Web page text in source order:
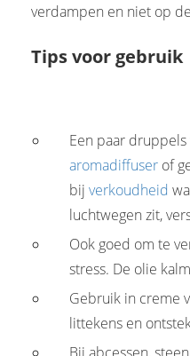
verdampen en niet op
Tips voor gebruik
Een paar
aromadiffuser of
bijverkoudheid
luchtwegen zit,
Ook goed om te
stress. De olie
Gebruik in creme
littekens en